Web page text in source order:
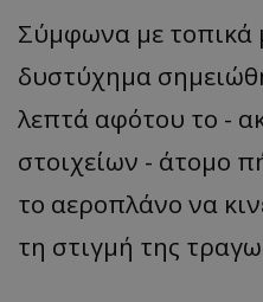
Σύμφωνα με τοπικά
δυστύχημα
λεπτά αφότου το -
στοιχείων - άτομο
το αεροπλάνο να
τη στιγμή της